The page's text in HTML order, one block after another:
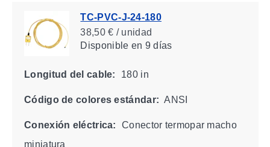
TC-PVC-J-24-180
38,50 € / unidad
Disponibleen 9 días
Longitud del cable: 180 in
Código de colores estándar: ANSI
Conexión eléctrica:
Conector termopar macho
miniatura